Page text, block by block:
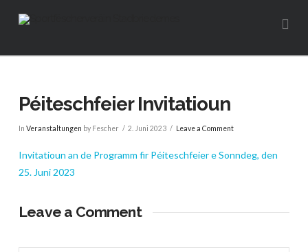
Péiteschfeier Invitatioun
In Veranstaltungen by Fescher 2. Juni 2023 Leave a Comment
Invitatioun an de Programm fir Péiteschfeiere Sonndeg, den
25. Juni 2023
Leave a Comment